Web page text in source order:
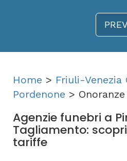
Home > Friuli-Venezia
Pordenone >
Agenzie funebri a
Tagliamento:
tariffe